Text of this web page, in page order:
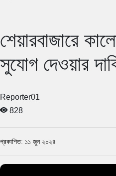
শেয়ারবাজারে
সুযোগ দেওয়ার
Reporter01
828
প্রকাশিত: ১১ জুন ২০২৪